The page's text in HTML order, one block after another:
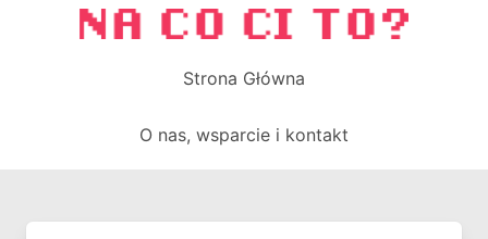
Strona Główna
O nas, wsparcie i kontakt